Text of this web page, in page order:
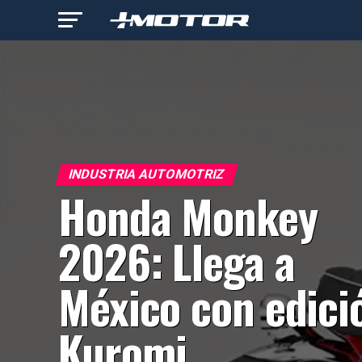
INDUSTRIA AUTOMOTRIZ
Honda Monkey
2026: Llega a
México con